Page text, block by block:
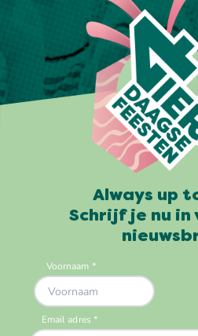
Always up
Schrijf je nu in